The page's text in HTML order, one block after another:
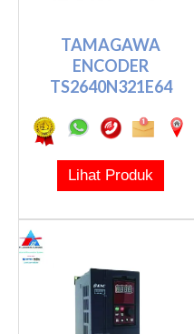
TAMAGAWA
ENCODER
TS2640N321E64
Lihat Produk